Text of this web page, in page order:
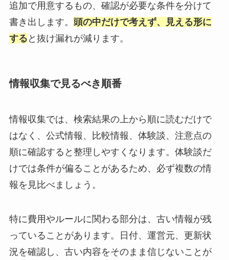
追加で用意するもの、確認が必要な条件を分けて
書き出します。 頭の中だけで考えず、見える形に
する と抜け漏れが減ります。
情報収集で見るべき順番
情報収集では、検索結果の上から順に読むだけで
はなく、公式情報、比較情報、体験談、注意点の
順に確認すると整理しやすくなります。体験談だ
けでは条件が偏ることがあるため、必ず複数の情
報を見比べましょう。
特に費用やルールに関わる部分は、古い情報が残
っていることがあります。日付、運営元、更新状
況を確認し、古い内容をそのまま信じないことが